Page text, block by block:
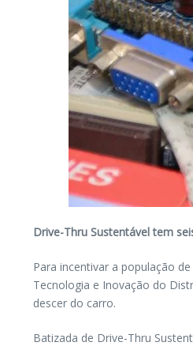
Drive-Thru Sustentável tem
Para incentivar a população
Tecnologia e Inovação do
descer do carro.
Batizada de Drive-Thru